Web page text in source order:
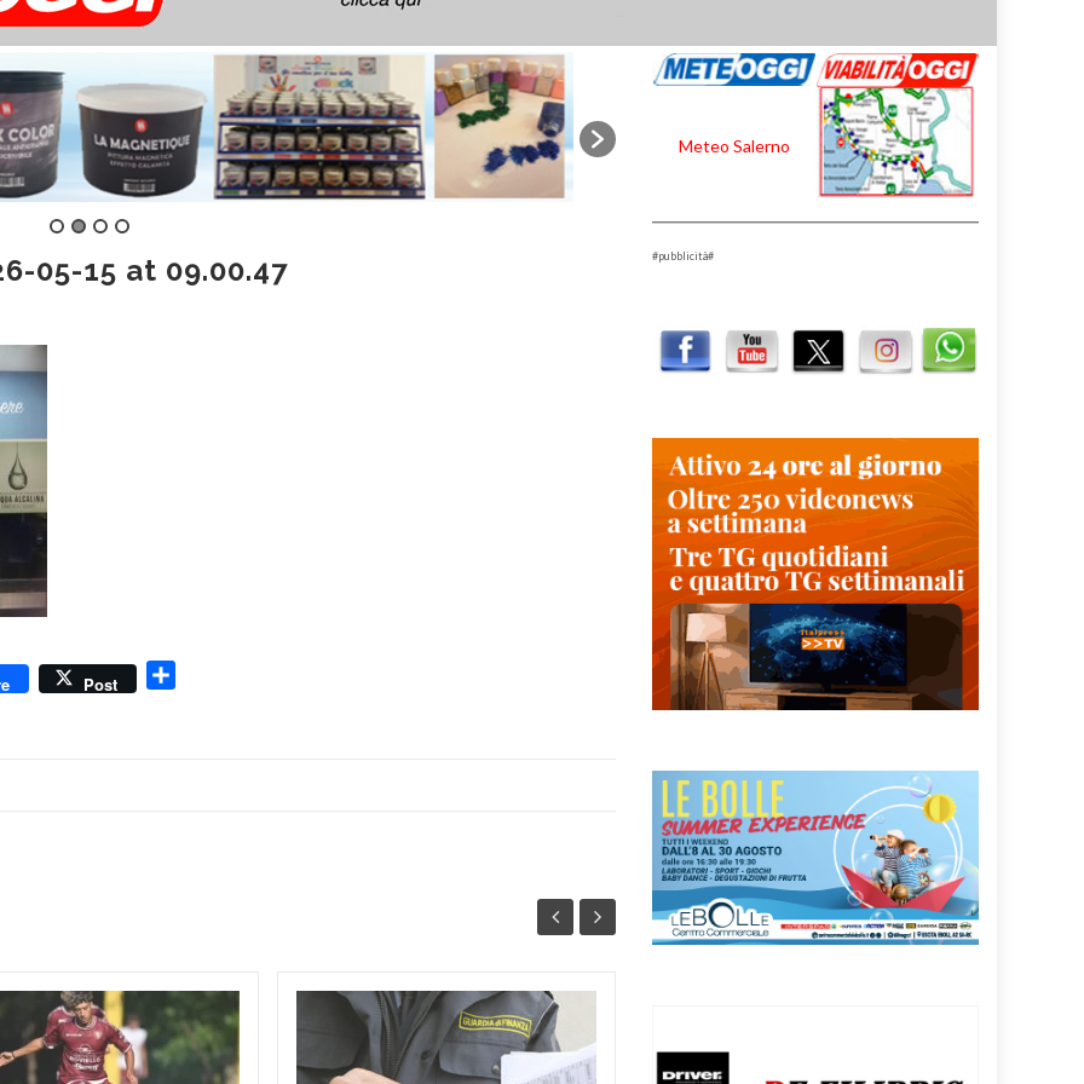
05-15 at 09.00.47
Post
AGO
SULLA STATALE 163
Meteo Salerno
#pubblicità#